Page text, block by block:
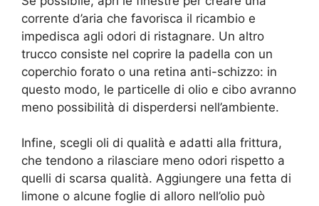
corrente d’aria che favorisca il ricambio e
impedisca agli odori di ristagnare. Un altro
trucco consiste nel coprire la padella con un
coperchio forato o una retina anti-schizzo: in
questo modo, le particelle di olio e cibo avranno
meno possibilità di disperdersi nell’ambiente.
Infine, scegli oli di qualità e adatti alla frittura,
che tendono a rilasciare meno odori rispetto a
quelli di scarsa qualità. Aggiungere una fetta di
limone o alcune foglie di alloro nell’olio può